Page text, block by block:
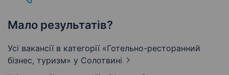
Мало результатів?
Усі вакансії в категорії «Готельно-ресторанний
бізнес, туризм» у Солотвині